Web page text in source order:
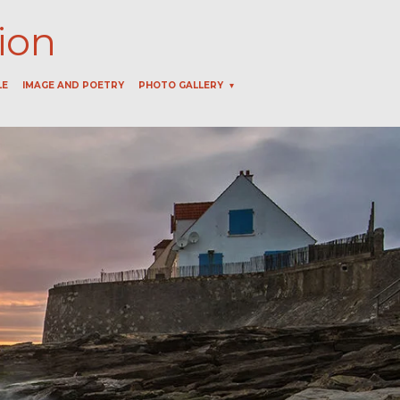
IMAGE AND POETRY PHOTO GALLERY